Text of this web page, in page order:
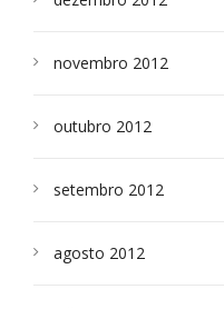
novembro 2012
outubro 2012
setembro 2012
agosto 2012